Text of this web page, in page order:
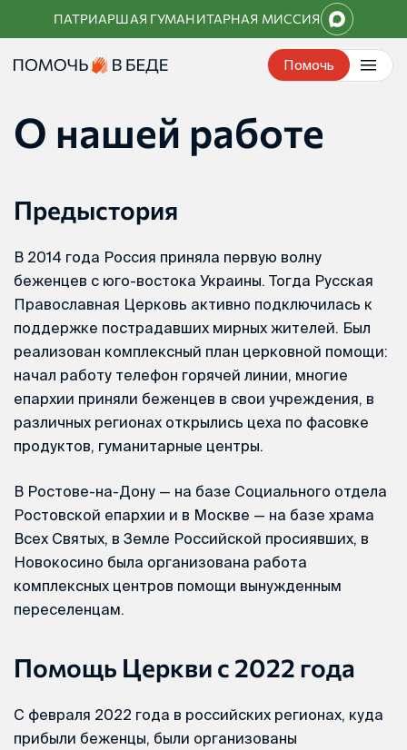
Перейти
к
контенту
ПАТРИАРШАЯ ГУМАНИТАРНАЯ МИССИЯ
Помочь
О нашей работе
Предыстория
В 2014 года Россия приняла первую волну
беженцев с юго-востока Украины. Тогда Русская
Православная Церковь активно подключилась к
поддержке пострадавших мирных жителей. Был
реализован комплексный план церковной помощи:
начал работу телефон горячей линии, многие
епархии приняли беженцев в свои учреждения, в
различных регионах открылись цеха по фасовке
продуктов, гуманитарные центры.
В Ростове-на-Дону — на базе Социального отдела
Ростовской епархии и в Москве — на базе храма
Всех Святых, в Земле Российской просиявших, в
Новокосино была организована работа
комплексных центров помощи вынужденным
переселенцам.
Помощь Церкви с 2022 года
С февраля 2022 года в российских регионах, куда
прибыли беженцы, были организованы